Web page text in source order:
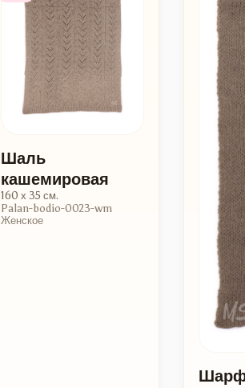
Шаль
кашемировая
160 х 35 см.
Palan-bodio-0023-wm
Женское
Шарф